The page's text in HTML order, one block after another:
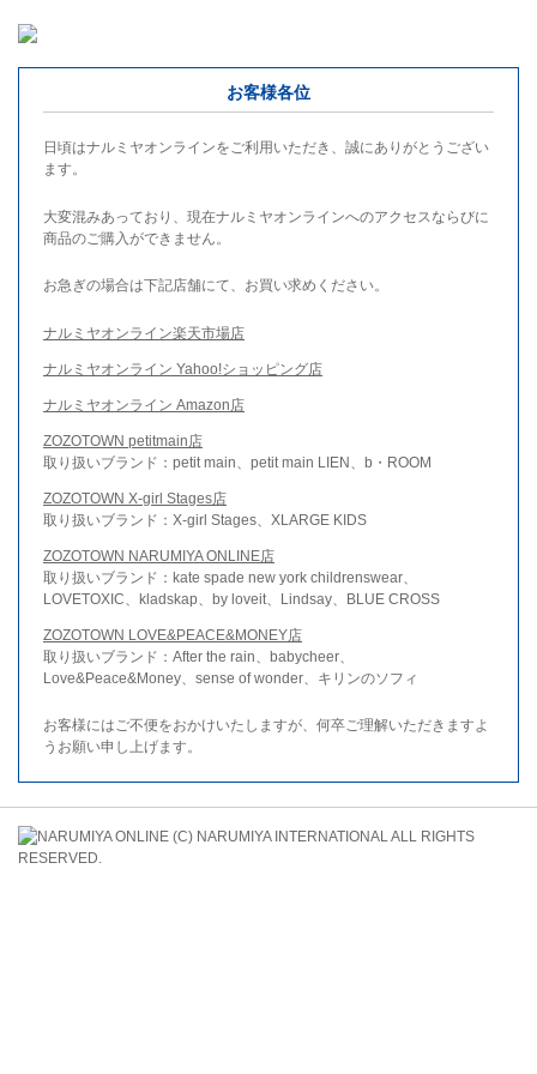
お客様各位
日頃はナルミヤオンラインをご利用いただき、誠にありがとうござい
ます。
大変混みあっており、現在ナルミヤオンラインへのアクセスならびに
商品のご購入ができません。
お急ぎの場合は下記店舗にて、お買い求めください。
ナルミヤオンライン楽天市場店
ナルミヤオンライン Yahoo!ショッピング店
ナルミヤオンライン Amazon店
ZOZOTOWN petitmain店
取り扱いブランド：petit main、petit main LIEN、b・ROOM
ZOZOTOWN X-girl Stages店
取り扱いブランド：X-girl Stages、XLARGE KIDS
ZOZOTOWN NARUMIYA ONLINE店
取り扱いブランド：kate spade new york childrenswear、
LOVETOXIC、kladskap、by loveit、Lindsay、BLUE CROSS
ZOZOTOWN LOVE&PEACE&MONEY店
取り扱いブランド：After the rain、babycheer、
Love&Peace&Money、sense of wonder、キリンのソフィ
お客様にはご不便をおかけいたしますが、何卒ご理解いただきますよ
うお願い申し上げます。